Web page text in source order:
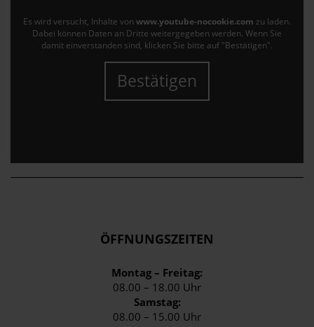
Es wird versucht, Inhalte von www.youtube-nocookie.com zu laden.
Dabei können Daten an Dritte weitergegeben werden. Wenn Sie
damit einverstanden sind, klicken Sie bitte auf "Bestätigen".
Bestätigen
ÖFFNUNGSZEITEN
Montag – Freitag:
08.00 – 18.00 Uhr
Samstag:
08.00 – 15.00 Uhr